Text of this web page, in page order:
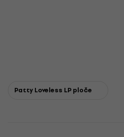
Patty Loveless LP ploče